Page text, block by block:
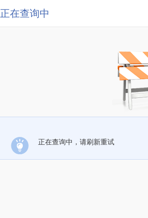
正在查询中
正在查询中，请刷新重试